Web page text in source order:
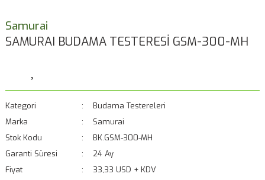
Samurai
SAMURAI BUDAMA TESTERESİ GSM-300-MH
Kategori
Budama Testereleri
Marka
Samurai
Stok Kodu
BK.GSM-300-MH
Garanti Süresi
24 Ay
Fiyat
33,33 USD + KDV